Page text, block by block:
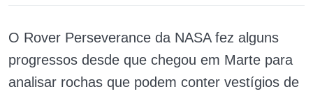
O Rover Perseverance da NASA fez alguns
progressos desde que chegou em Marte para
analisar rochas que podem conter vestígios de